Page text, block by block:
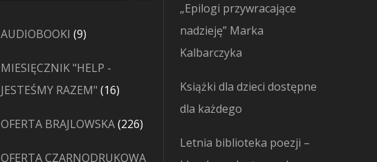
AUDIOBOOKI 99
MIESIĘCZNIK "HELP -
JESTEŚMY RAZEM" 1616
OFERTA BRAJLOWSKA 226226
produktów
OFERTA CZARNODRUKOWA
„Epilogi przywracające
nadzieję” Marka
Kalbarczyka
Książki dla dzieci dostępne
dla każdego
Letnia biblioteka poezji –